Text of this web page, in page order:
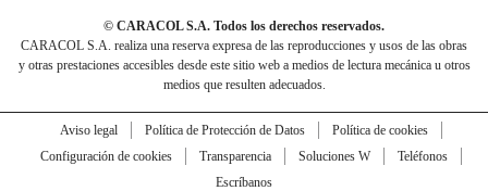
© CARACOL S.A. Todos los derechos reservados.
CARACOL S.A. realiza una reserva expresa de las reproducciones y usos de las obras
y otras prestaciones accesibles desde este sitio web a medios de lectura mecánica u otros
medios que resulten adecuados.
Aviso legal Política de Protección de Datos
Política de cookies
Configuración de cookies
Transparencia Soluciones W
Teléfonos
Escríbanos